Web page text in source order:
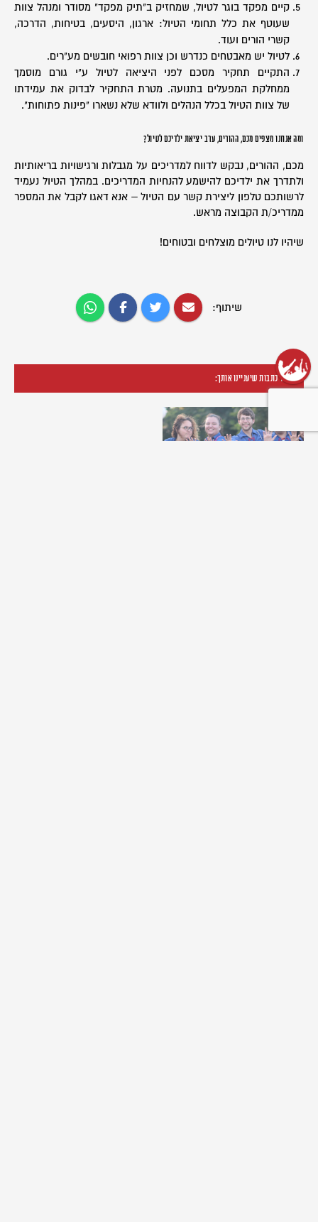
קיים מפקד בוגר לטיול, שמחזיק ב"תיק מפקד" מסודר ומנהל צוות
שעוטף את כלל תחומי הטיול: ארגון, היסעים, בטיחות, הדרכה,
קשרי הורים ועוד.
לטיול יש מאבטחים כנדרש וכן צוות רפואי חובשים מע"רים.
התקיים תחקיר מסכם לפני היציאה לטיול ע"י גורם מוסמך
ממחלקת המפעלים בתנועה. מטרת התחקיר לבדוק את עמידתו
של צוות הטיול בכלל הנהלים ולוודא שלא נשארו "פינות פתוחות".
ומה אנחנו מצפים מכם, ההורים, ערב יציאת ילדיכם לטיול?
מכם, ההורים, נבקש לדווח למדריכים על מגבלות ורגישויות בריאותיות
ולתדרך את ילדיכם להישמע להנחיות המדריכים. במהלך הטיול נעמיד
לרשותכם טלפון ליצירת קשר עם הטיול – אנא דאגו לקבל את המספר
ממדריכ/ת הקבוצה מראש.
שיהיו לנו טיולים מוצלחים ובטוחים!
שיתוף:
עוד כתבות שיעניינו אותך: